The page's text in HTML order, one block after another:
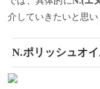
介していきたいと思い
N.ポリッシュオ